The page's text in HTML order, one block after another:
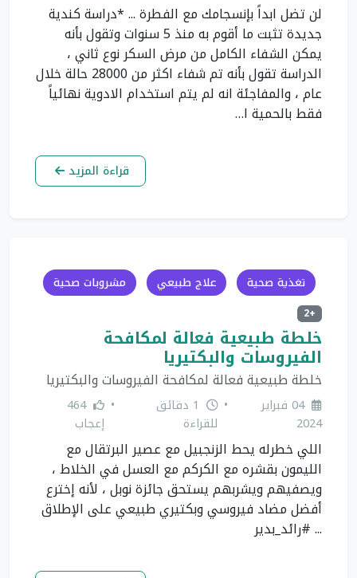
لن تضل ابداً بإنسجامك مع الفطرة ... *دراسة كندية
جديدة تثبت ما أقوم به منذ 5 سنوات وتقول بأنه
يمكن الشفاء الكامل من مرض السكر نوع ثاني ،
الدراسة تقول بأنه تم شفاء اكثر من 28000 حالة خلال
عام ، والمفاجئة انه لم يتم استخدام الادوية نهائياً
فقط بالحمية ا…
قراءة المزيد
تغذية صحية علاج طبيعي مشروبات صحية
+2
خلطة طبيعية فعالة لمكافحة
الفيروسات والبكتيريا
خلطة طبيعية فعالة لمكافحة الفيروسات والبكتيريا
04 فبراير
2024
•
1 دقائق
للقراءة
•
464
إعجاب
اللي خطرله يحط الزنجبيل مع عصير البرتقال مع
الليمون بقشره مع الكركم مع العسل في الخلاط ،
ويصفيهم ويشربهم يستحق جائزة نوبل ، لأنه إخترع
أفضل مضاد فيروسي وبكتيري طبيعي على الإطلاق
... #رائد_بدير